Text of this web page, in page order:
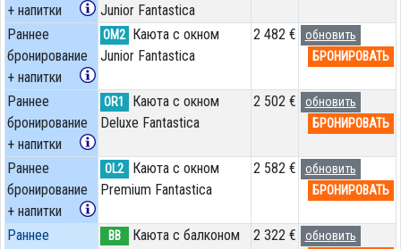
+ напитки
Junior Fantastica
Раннее
бронирование
+ напитки
OM2 Каюта с окном
Junior Fantastica
2 482 €
обновить
БРОНИРОВАТЬ
Раннее
бронирование
+ напитки
OR1
Каюта с окном
Deluxe Fantastica
2 502 €
обновить
БРОНИРОВАТЬ
Раннее
бронирование
+ напитки
OL2
Каюта с окном
Premium Fantastica
2 582 €
обновить
БРОНИРОВАТЬ
Раннее
BB
Каюта с балконом
2 322 €
обновить